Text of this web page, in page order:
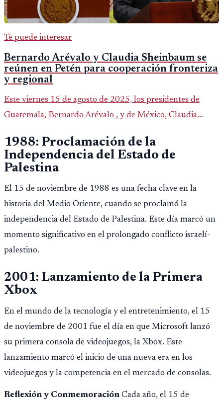
Te puede interesar
Bernardo Arévalo y Claudia Sheinbaum se
reúnen en Petén para cooperación fronteriza
y regional
Este viernes 15 de agosto de 2025, los presidentes de
Guatemala, Bernardo Arévalo , y de México, Claudia
Comando Aéreo del
1988: Proclamación de la
Independencia del Estado de
Palestina
El 15 de noviembre de 1988 es una fecha clave en la
historia del Medio Oriente, cuando se proclamó la
independencia del Estado de Palestina. Este día marcó un
momento significativo en el prolongado conflicto israelí-
palestino.
2001: Lanzamiento de la Primera
Xbox
En el mundo de la tecnología y el entretenimiento, el 15
de noviembre de 2001 fue el día en que Microsoft lanzó
su primera consola de videojuegos, la Xbox. Este
lanzamiento marcó el inicio de una nueva era en los
videojuegos y la competencia en el mercado de consolas.
Reflexión y Conmemoración Cada año, el 15 de